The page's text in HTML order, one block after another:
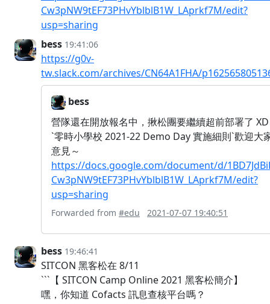
Cw3pNW9tEF73PHvYblblB1W_LAprkf7M/edit?
usp=sharing
bess 19:41:06
https://g0v-
tw.slack.com/archives/CN64A1FHA/
bess
營隊還在開放報名中，揪松團要繼續超前部署了 XD
`零時小學校 2021-22 Demo Day 實施細則`歡迎大
意見～
https://docs.google.com/document/d/
Cw3pNW9tEF73PHvYblblB1W_LAprkf7M/edit?
usp=sharing
Forwarded from #edu 2021-07-07 19:40:51
bess 19:46:41
SITCON 黑客松在 8/11
```【 SITCON Camp Online 2021 黑客松簡介】
嘿，你知道 Cofacts 訊息查核平台嗎？